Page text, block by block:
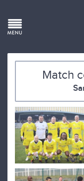
Match